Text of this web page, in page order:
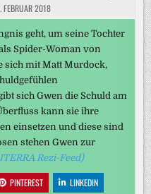
FEBRUAR 2018
geht, um seine Tochter
Spider-Woman von
sich mit Matt Murdock,
sich Gwen die Schuld am
kann sie ihre
einsetzen und diese sind
stehen Gwen zur
Rezi-Feed)
PINTEREST LINKEDIN